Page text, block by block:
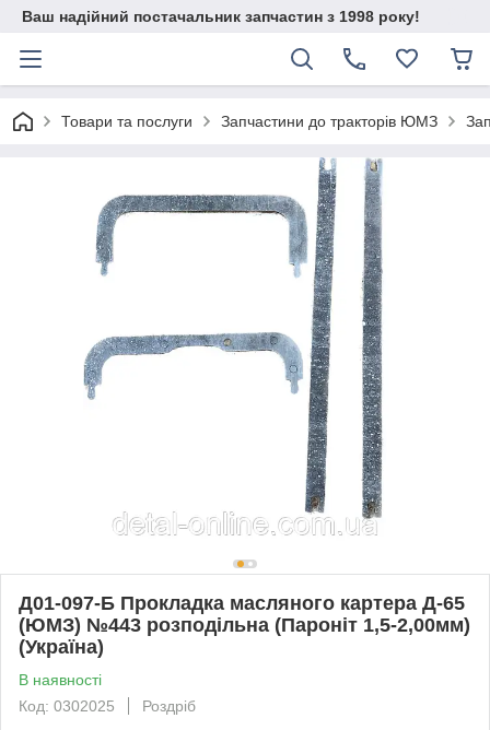
Ваш надійний постачальник запчастин з 1998 року!
Товари та послуги Запчастини до тракторів ЮМЗ
Д01-097-Б Прокладка масляного картера Д-65
(ЮМЗ) №443 розподільна (Пароніт 1,5-2,00мм)
(Україна)
В наявності
Код: 0302025
Роздріб